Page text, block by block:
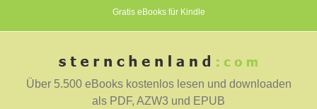
Gratis eBooks für Kindle
Über 5.500 eBooks kostenlos lesen und downloaden
als PDF, AZW3 und EPUB